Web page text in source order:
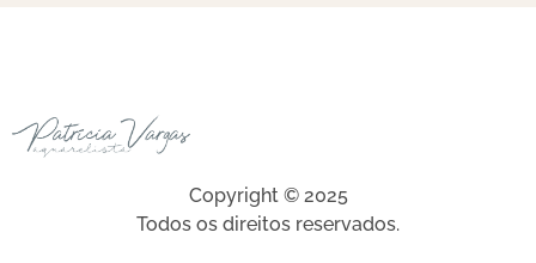
Copyright © 2025
Todos os direitos reservados.